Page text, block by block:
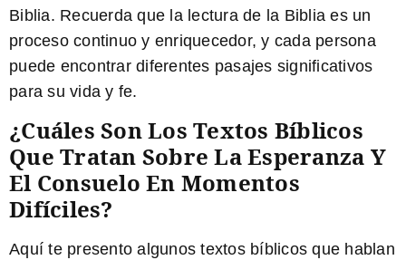
Biblia. Recuerda que la lectura de la Biblia es un
proceso continuo y enriquecedor, y cada persona
puede encontrar diferentes pasajes significativos
para su vida y fe.
¿Cuáles Son Los Textos Bíblicos
Que Tratan Sobre La Esperanza Y
El Consuelo En Momentos
Difíciles?
Aquí te presento algunos textos bíblicos que hablan